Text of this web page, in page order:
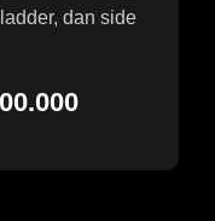
dan side